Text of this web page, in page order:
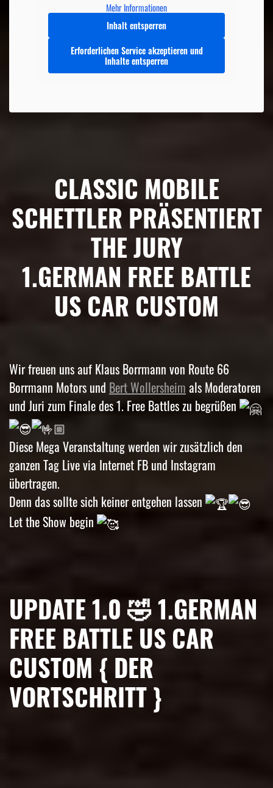
Mehr Informationen
Inhalt entsperren
Erforderlichen Service akzeptieren und
Inhalte entsperren
CLASSIC MOBILE
SCHETTLER PRÄSENTIERT
THE JURY
1.GERMAN FREE BATTLE
US CAR CUSTOM
Wir freuen uns auf Klaus Borrmann von Route 66
Borrmann Motors und Bert Wollersheim als Moderatoren
und Juri zum Finale des 1. Free Battles zu begrüßen
Diese Mega Veranstaltung werden wir zusätzlich den
ganzen Tag Live via Internet FB und Instagram
übertragen.
Denn das sollte sich keiner entgehen lassen
Let the Show begin
UPDATE 1.0 🤣 1.GERMAN
FREE BATTLE US CAR
CUSTOM { DER
VORTSCHRITT }